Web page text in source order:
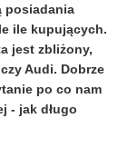
posiadania
ile kupujących.
jest zbliżony,
Audi. Dobrze
po co nam
- jak długo